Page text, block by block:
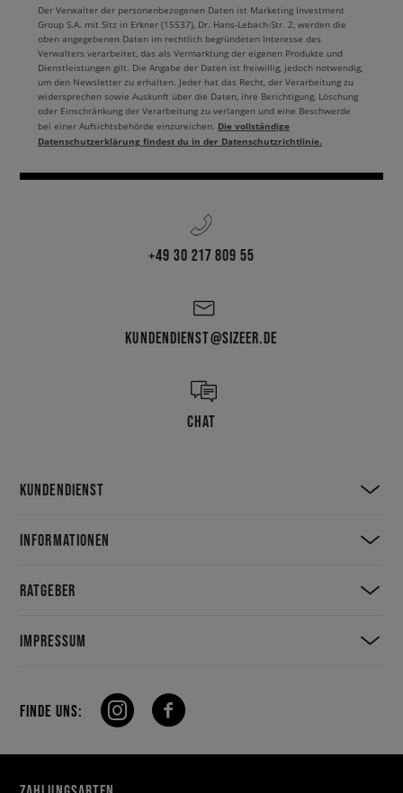
Der Verwalter der personenbezogenen Daten ist Marketing Investment
Group S.A. mit Sitz in Erkner (15537), Dr. Hans-Lebach-Str. 2, werden die
oben angegebenen Daten im rechtlich begründeten Interesse des
Verwalters verarbeitet, das als Vermarktung der eigenen Produkte und
Dienstleistungen gilt. Die Angabe der Daten ist freiwillig, jedoch notwendig,
um den Newsletter zu erhalten. Jeder hat das Recht, der Verarbeitung zu
widersprechen sowie Auskunft über die Daten, ihre Berichtigung, Löschung
oder Einschränkung der Verarbeitung zu verlangen und eine Beschwerde
bei einer Aufsichtsbehörde einzureichen. Die vollständige
Datenschutzerklärung findest du in der Datenschutzrichtlinie.
+49 30 217 809 55
KUNDENDIENST@SIZEER.DE
CHAT
KUNDENDIENST
INFORMATIONEN
RATGEBER
IMPRESSUM
FINDE UNS: